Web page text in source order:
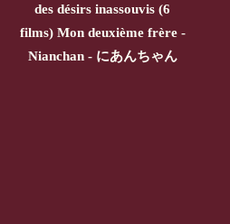
des désirs inassouvis (6
films) Mon deuxième frère -
Nianchan - にあんちゃん